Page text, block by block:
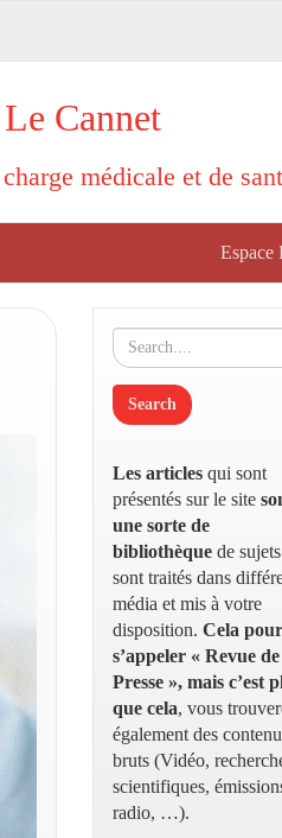
Cannet
médicale et de
Espace
Les articles qui sont
présentés sur le site
une sorte de
bibliothèque de
sont traités dans
média et mis à votre
disposition. Cela
s’appeler « Revue de
Presse », mais c’est
que cela, vous
également des
bruts (Vidéo,
scientifiques,
radio, …).